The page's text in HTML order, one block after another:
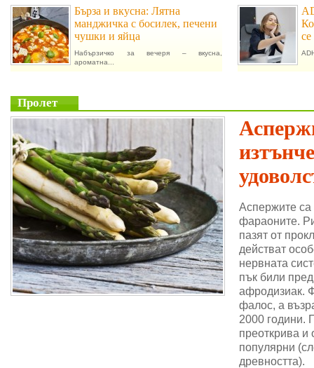
Бърза и вкусна: Лятна
манджичка с босилек, печени
чушки и яйца
Набързичко за вечеря – вкусна,
ароматна...
Пролет
Аспержите
фараоните.
пазят от
действат
нервната
пък били
афродизиак.
фалос, а
2000 години.
преоткрива и
популярни
древността).